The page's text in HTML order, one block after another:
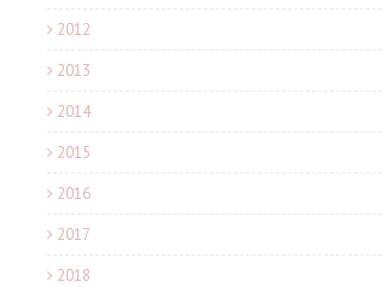
2012
2013
2014
2015
2016
2017
2018